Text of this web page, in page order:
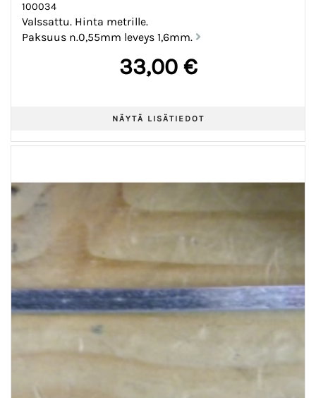
100034
Valssattu. Hinta metrille.
Paksuus n.0,55mm leveys 1,6mm.
33,00 €